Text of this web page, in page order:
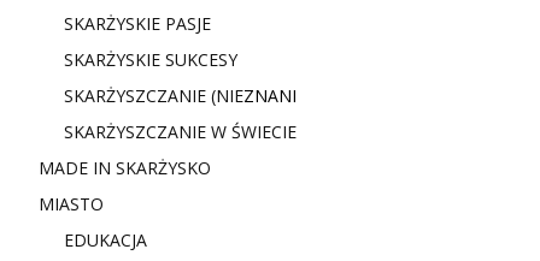
SKARŻYSKIE PASJE
SKARŻYSKIE SUKCESY
SKARŻYSZCZANIE (NIEZNANI
SKARŻYSZCZANIE W ŚWIECIE
MADE IN SKARŻYSKO
MIASTO
EDUKACJA